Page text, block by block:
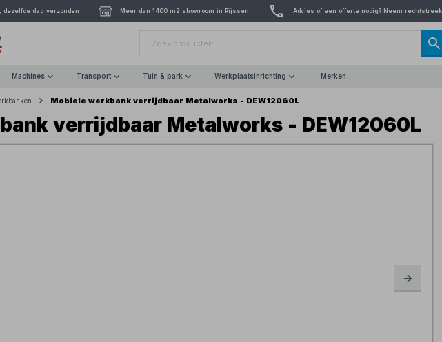
dezelfde dag verzonden Meer dan 1400 m2 showroom in Rijssen Advies of een offerte nodig? Neem
Machines Transport Tuin & park Werkplaatsinrichting Merken
Mobiele werkbank verrijdbaar Metalworks - DEW12060L
verrijdbaar Metalworks - DEW12060L